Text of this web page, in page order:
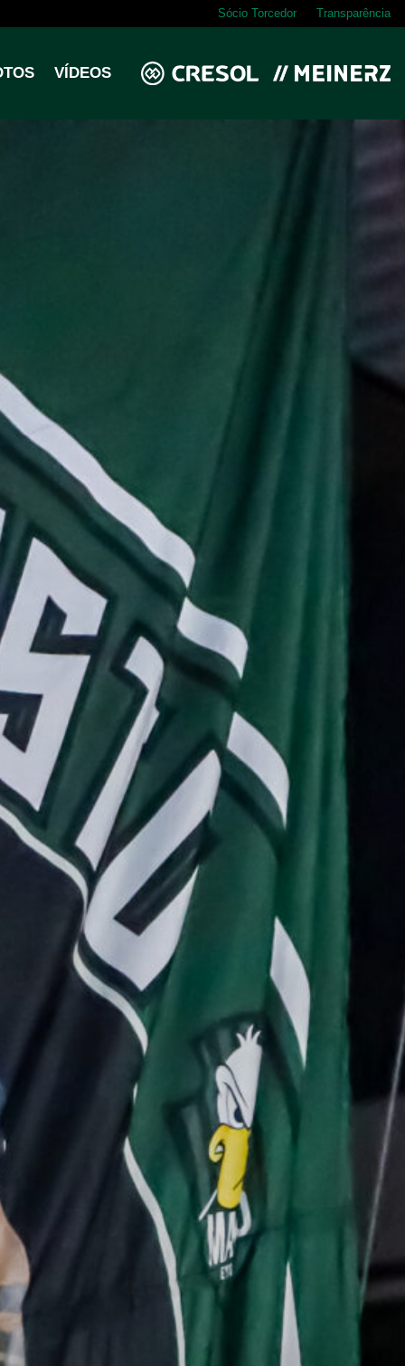
Sócio Torcedor Transparência
VÍDEOS